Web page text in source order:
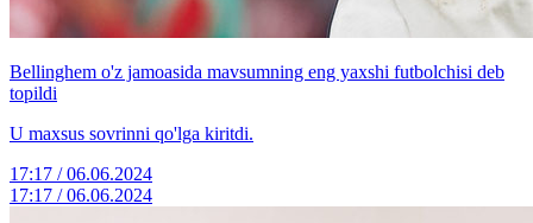
Bellinghem o'z jamoasida mavsumning eng yaxshi futbolchisi deb
topildi
U maxsus sovrinni qo'lga kiritdi.
17:17 / 06.06.2024
17:17 / 06.06.2024